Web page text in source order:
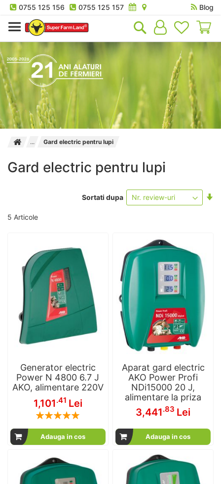
0755 125 156 0755 125 157
Blog
Gard electric pentru lupi
Gard electric pentru lupi
5 Articole
Sortati dupa
Generator electric
Power N 4800 6.7 J
AKO, alimentare 220V
1,101.41 Lei
Rating:
Adauga in cos
Aparat gard electric
AKO Power Profi
NDi15000 20 J,
alimentare la priza
3,441.83 Lei
Adauga in cos